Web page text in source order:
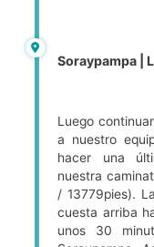
Soraypampa |
Luego
a nuestro
hacer una
nuestra
/ 13779pies).
cuesta arriba
unos 30